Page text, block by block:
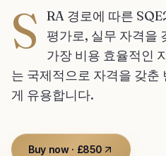
S
RA 경로에 따른
평가로, 실무 자격을
가장 비용 효율적인
는 국제적으로 자격을 갖춘
게 유용합니다.
Buy now · £850